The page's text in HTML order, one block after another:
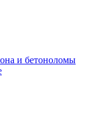
и бетоноломы